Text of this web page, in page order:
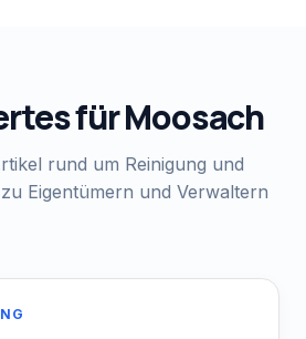
fürMoosach
rund um Reinigung und
Eigentümern und Verwaltern